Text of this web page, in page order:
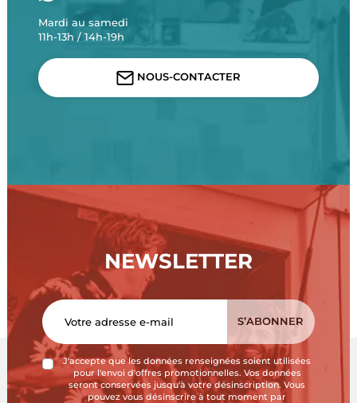
Mardi au samedi
11h-13h / 14h-19h
NOUS-CONTACTER
NEWSLETTER
J'accepte que les données renseignées soient utilisées
pour l'envoi d'offres promotionnelles. Vos données
seront conservées jusqu'à votre désinscription. Vous
pouvez vous désinscrire à tout moment par